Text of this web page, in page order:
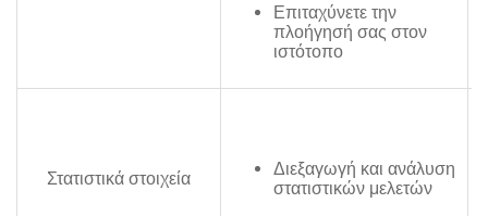
Επιταχύνετε την
πλοήγησή σας στον
ιστότοπο
Στατιστικά στοιχεία
Διεξαγωγή και ανάλυση
στατιστικών μελετών